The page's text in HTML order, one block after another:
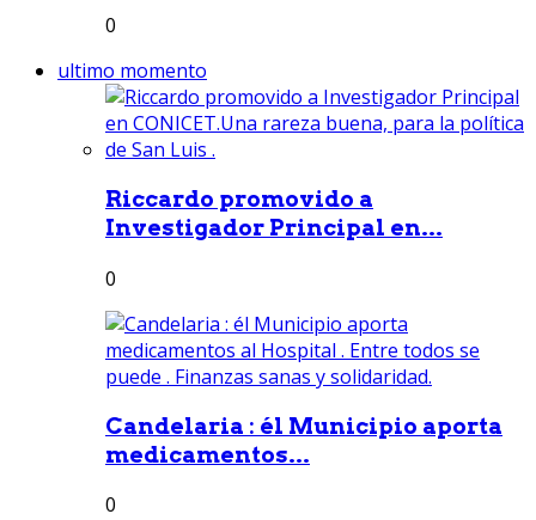
0
ultimo momento
Riccardo promovido a
Investigador Principal en...
0
Candelaria : él Municipio aporta
medicamentos...
0